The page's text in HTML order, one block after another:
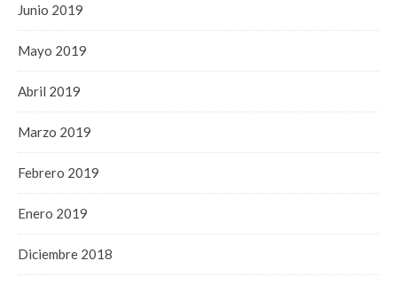
Junio 2019
Mayo 2019
Abril 2019
Marzo 2019
Febrero 2019
Enero 2019
Diciembre 2018